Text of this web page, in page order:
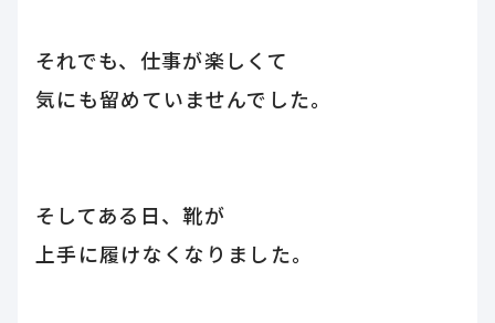
それでも、仕事が楽しくて
気にも留めていませんでした。
そしてある日、靴が
上手に履けなくなりました。